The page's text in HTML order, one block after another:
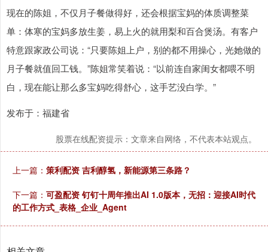
现在的陈姐，不仅月子餐做得好，还会根据宝妈的体质调整菜
单：体寒的宝妈多放生姜，易上火的就用梨和百合煲汤。有客户
特意跟家政公司说：“只要陈姐上户，别的都不用操心，光她做的
月子餐就值回工钱。”陈姐常笑着说：“以前连自家闺女都喂不明
白，现在能让那么多宝妈吃得舒心，这手艺没白学。”
发布于：福建省
股票在线配资提示：文章来自网络，不代表本站观点。
上一篇： 策利配资 吉利醇氢，新能源第三条路？
下一篇： 可盈配资 钉钉十周年推出AI 1.0版本，无招：迎接AI时代
的工作方式_表格_企业_Agent